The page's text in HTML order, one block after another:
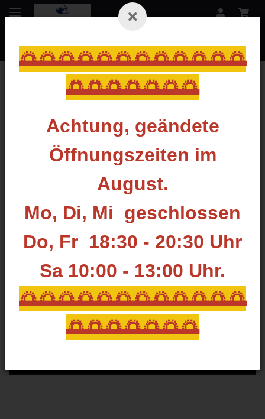
🌅🌅🌅🌅🌅🌅🌅🌅🌅🌅🌅🌅
🌅🌅🌅🌅🌅🌅🌅
Achtung, geändete
Öffnungszeiten im
August.
Mo, Di, Mi geschlossen
Do, Fr 18:30 - 20:30 Uhr
Sa 10:00 - 13:00 Uhr.
🌅🌅🌅🌅🌅🌅🌅🌅🌅🌅🌅🌅
🌅🌅🌅🌅🌅🌅🌅
Zurück zur Liste Scheibennägel